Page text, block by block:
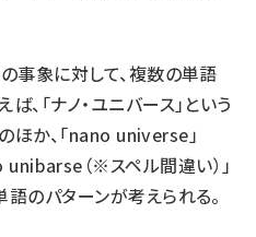
事象に対して、複数の単語
、「ナノ・ユニバース」という
ほか、「nano universe」
unibarse（※スペル間違い）」
語のパターンが考えられる。